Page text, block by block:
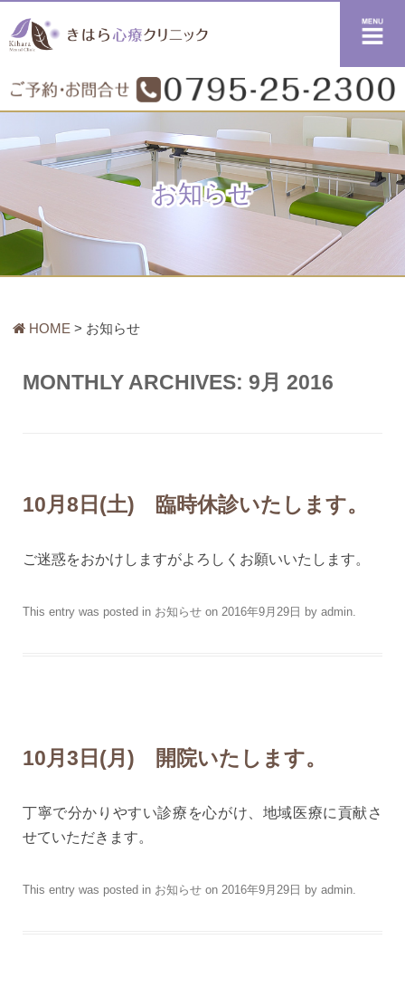
お知らせ
HOME お知らせ
MONTHLY ARCHIVES: 9月 2016
10月8日(土) 臨時休診いたします。
ご迷惑をおかけしますがよろしくお願いいたします。
This entry was posted in お知らせ on 2016年9月29日 by admin.
10月3日(月) 開院いたします。
丁寧で分かりやすい診療を心がけ、地域医療に貢献さ
せていただきます。
This entry was posted in お知らせ on 2016年9月29日 by admin